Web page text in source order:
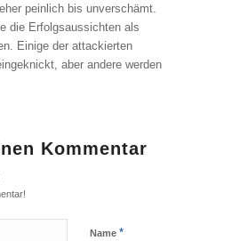
peinlich bis unverschämt.
die Erfolgsaussichten als
Einige der attackierten
aber andere werden
Kommentar
Name *